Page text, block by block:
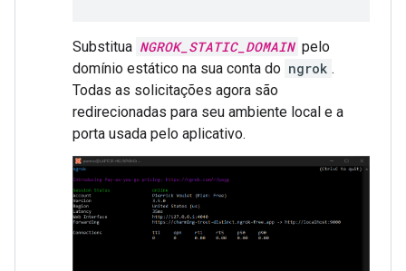
Substitua NGROK_STATIC_DOMAIN pelo
domínio estático na sua conta do ngrok .
Todas as solicitações agora são
redirecionadas para seu ambiente local e a
porta usada pelo aplicativo.